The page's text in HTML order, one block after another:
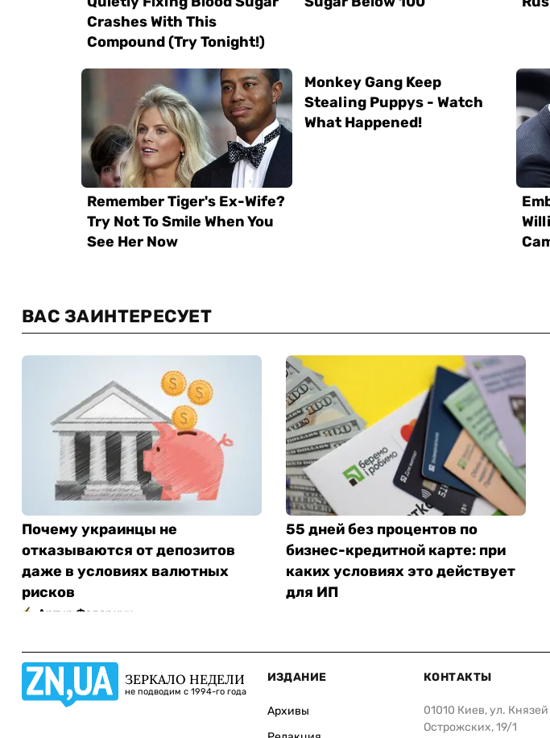
ВАС ЗАИНТЕРЕСУЕТ
Почему украинцы не
отказываются от депозитов
даже в условиях валютных
рисков
Артур Федорчук
55 дней без процентов по
бизнес-кредитной карте: при
каких условиях это действует
для ИП
ЗЕРКАЛО НЕДЕЛИ
не подводим с 1994-го года
ИЗДАНИЕ
Архивы
КОНТАКТЫ
01010 Киев, ул. Князей
Острожских, 19/1